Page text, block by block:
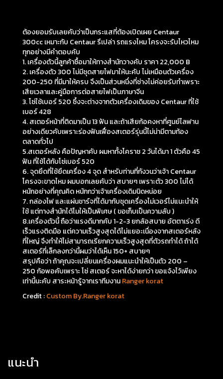
ต้องยอมรับเลยคับว่าเป็นกระแสที่ต้องเปิดเผย Centaur
300cc เหมาะกับ Centaur รึเปล่า รถแรงไหม โครงจะรับไหวไหม
ทุกอย่างมีคำตอบคับ
1. เครื่องตัวนี้ลูกค้าซื้อมาให้ทางสำนักวางคับ ราคา 22,000 B
2. เครื่องตัว 300 ไม่มีชุดสายไฟมาให้นะคับ ไม่เหมือนตัวเครื่อง
200-250 ที่มีมาให้ครบ จึงเป็นส่วนหนึ่งที่ช่างไม่ค่อยรับทำเพราะ
เสียเวลาและคู่มือการต่อสายไฟเป็นภาษาจีน
3. โซ่ใช้เบอร์ 520 ซึ้งจะต่างจากตัวเครื่องเดิมของ Centaur ที่ใช้
เบอร์ 428
4. สเตอร์หน้าที่ติดมาเป็น 13 ฟัน และถ้าเสียก้อคงหาที่ศูนย์ไลฟาน
อย่างเดียวคับเพราะร่องฟันเฟื่องสเตอร์รุ่นนี้ไม่น่ามีตามท้อง
ตลาดทั่วไป
5.สเตอร์หลัง คือปัญหาคับ ผมหาทั้งโคราช 2 วันได้มา 1 ตัวคือ 45
ฟัน ที่ใช้ได้กับโซ่เบอร์ 520
6. จุดยึดที่ใช้ยึดเครื่อง 4 จุด สำหรับท่านที่กังวนว่าเจ้า Centaur
โครงจะขาดไหม ผมบอกเลยคับว่า สบายๆ เพราะตัว 300 ไม่ได้
หนักอย่างที่คุณคิด หนักกว่าเจ้าเครื่องเดิมนิดหน่อย
7. กล่องไฟ และแผ่นชาร์จที่ได้มากับชุดเครื่องไม่เวอร์ไม่แนะนำให้
ใช้ แต่ทางสำนักได้โมให้เป็นพิเศษ ( ขอเก็บเป็นความลับ )
8.เครื่องตัวนี้ ถือว่าแรงดีมากคับ 1-2-3 ยกล้อสบาย อัตตาเร่ง ดี
เร็วแรงติดมือ แต่ความเร็วสูงสุดได้ไม่แยอะเนื่องจากสเตอร์หลัง
ที่ใหญ่ จึงทำให้ไม่สามารถเรียกความเร็วสูงสุดที่ตัวรถทำได้ ถ้าได้
สเตอร์ที่เล็กลงกว่านี้ผมว่าได้เห็น 150+ สบายๆ
สรุปคือว่า ถ้าคุณจะเปลี่ยนเครื่องผมแนะนำให้เป็นตัว 200 –
250 ก้อพอคับเพราะ โซ่ สเตอร์ จะหาได้ง่ายกว่า ขอแจ้งไว้เพียง
เท่านี้นะคับ สาระหน้ารู้จากเราทีมงานRanger korat
Credit :Custom By.Ranger korat
แนะนำ